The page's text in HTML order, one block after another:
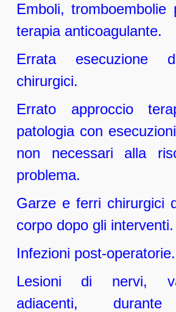
Emboli, tromboembolie
terapia anticoagulante.
Errata esecuzione
chirurgici.
Errato approccio
patologia con
non necessari alla
problema.
Garze e ferri chirurgici
corpo dopo gli interventi.
Infezioni post-operatorie.
Lesioni di nervi,
adiacenti,